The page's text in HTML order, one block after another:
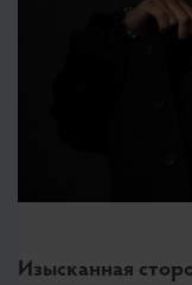
Изысканная